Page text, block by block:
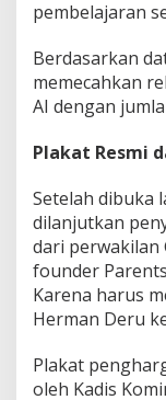
pembelajaran
Berdasarkan
memecahkan
AI dengan
Plakat Resmi
Setelah dibuka
dilanjutkan
dari perwakilan
founder
Karena harus
Herman Deru
Plakat
oleh Kadis